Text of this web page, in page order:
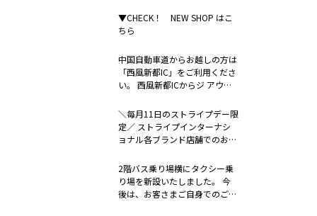
▼CHECK！ NEW SHOP はこ
ちら
中国自動車道からお越しの方は
「西風新都IC」をご利用くださ
い。 西風新都ICからジ アウト
＼毎月11日のストライプデー限
定／ ストライプインターナシ
ョナル各ブランド店舗でのお支
2階バス乗り場横にタクシー乗
り場を新設いたしました。 今
後は、お客さまご自身でのご連